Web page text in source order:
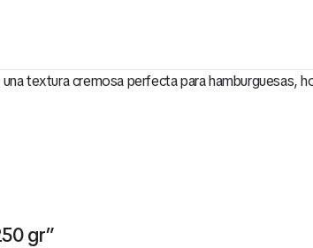
textura cremosa perfecta para hamburguesas,
gr”